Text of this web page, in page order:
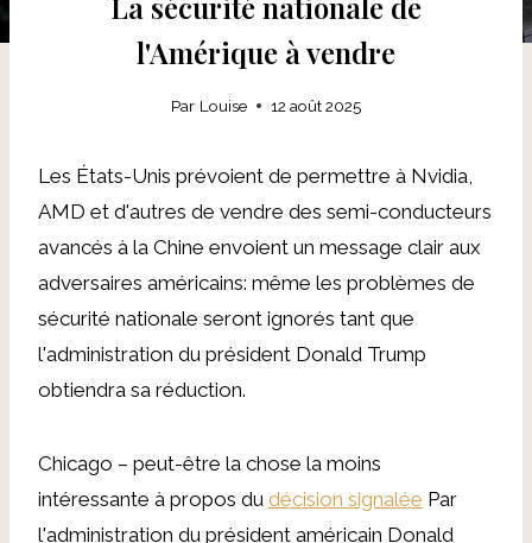
l'Amérique à vendre
Par Louise 12 août 2025
Les États-Unis prévoient de permettre à Nvidia,
AMD et d'autres de vendre des semi-conducteurs
avancés à la Chine envoient un message clair aux
adversaires américains: même les problèmes de
sécurité nationale seront ignorés tant que
l'administration du président Donald Trump
obtiendra sa réduction.
Chicago – peut-être la chose la moins
intéressante à propos du décision signalée Par
l'administration du président américain Donald